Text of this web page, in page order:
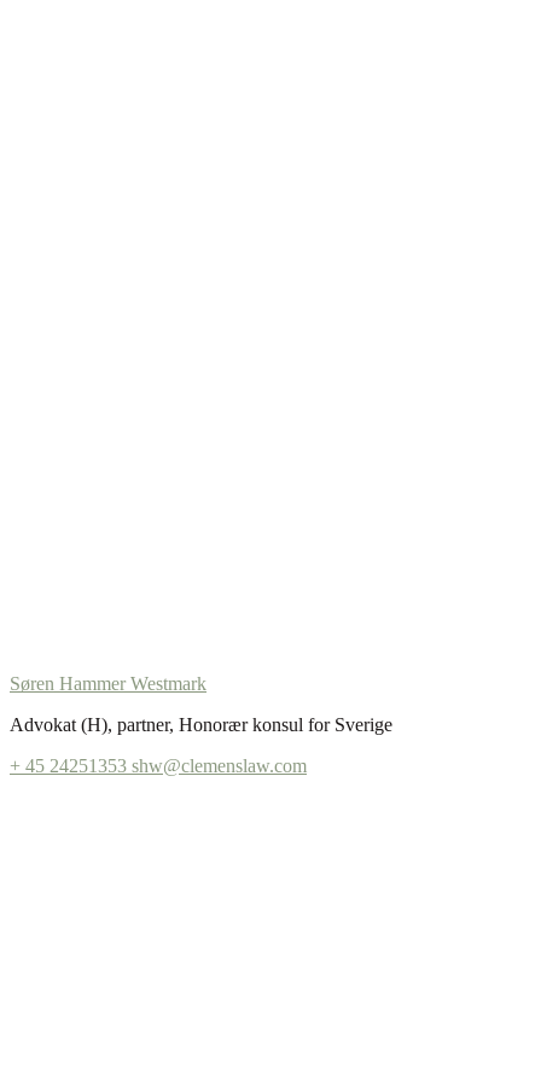
Søren Hammer Westmark
Advokat (H), partner, Honorær konsul for Sverige
+ 45 24251353 shw@clemenslaw.com